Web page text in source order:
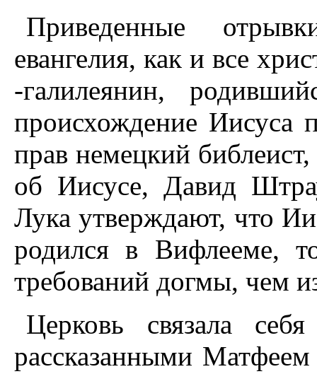
Приведенные
евангелия, как и все
-галилеянин,
происхождение Иисуса
прав немецкий
об Иисусе, Давид
Лука утверждают, что
родился в Вифлееме,
требований догмы, чем
Церковь связала
рассказанными